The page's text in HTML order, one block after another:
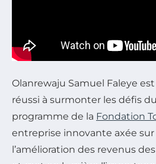
Olanrewaju Samuel Faleye
réussi à surmonter les défis
programme de la Fondation
entreprise innovante axée
l’amélioration des revenus